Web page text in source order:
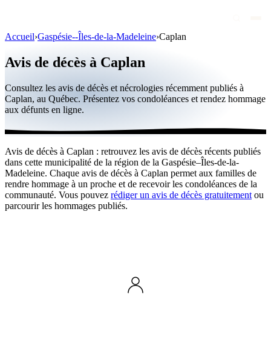
Personnalités publiques
Québec
Canada
International
Par région
Par ville
Maisons funéraires
Publier un avis
Accueil›Gaspésie--Îles-de-la-Madeleine›Caplan
Avis de décès à Caplan
Consultez les avis de décès et nécrologies récemment publiés à
Caplan, au Québec. Présentez vos condoléances et rendez hommage
aux défunts en ligne.
Avis de décès à Caplan : retrouvez les avis de décès récents publiés
dans cette municipalité de la région de la Gaspésie–Îles-de-la-
Madeleine. Chaque avis de décès à Caplan permet aux familles de
rendre hommage à un proche et de recevoir les condoléances de la
communauté. Vous pouvez rédiger un avis de décès gratuitement ou
parcourir les hommages publiés.